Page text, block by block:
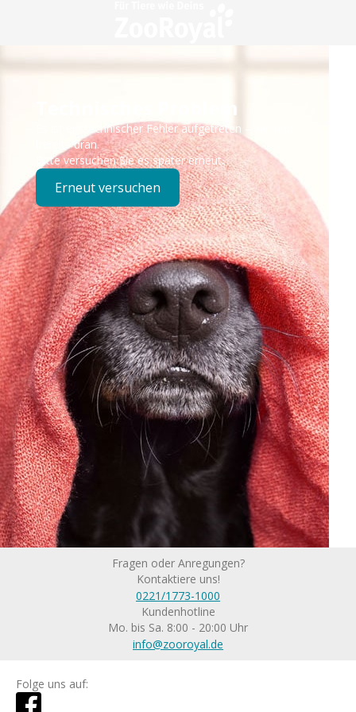
Technisches Problem
Es ist ein technischer Fehler aufgetreten – wir sind
bereits dran.
Bitte versuchen Sie es später erneut.
Erneut versuchen
Fragen oder Anregungen?
Kontaktiere uns!
0221/1773-1000
Kundenhotline
Mo. bis Sa. 8:00 - 20:00 Uhr
info@zooroyal.de
Folge uns auf: